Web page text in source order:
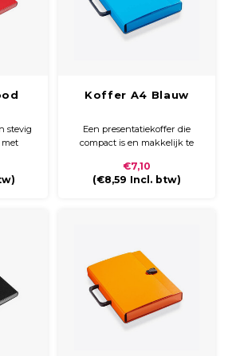
stevig
koffer
Koffer A4 Blauw
Een presentatiekoffer die
compact is en makkelijk te
karton met handvat en zwart
kunststoffen clip sluiting.
€7,10
(€8,59 Incl. btw)